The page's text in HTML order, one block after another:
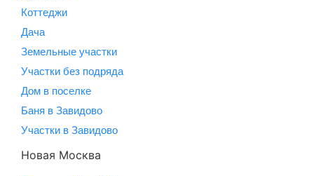
Коттеджи
Дача
Земельные участки
Участки без подряда
Дом в поселке
Баня в Завидово
Участки в Завидово
Новая Москва